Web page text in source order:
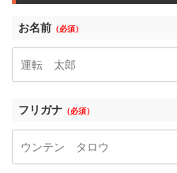
お名前 （必須）
フリガナ （必須）